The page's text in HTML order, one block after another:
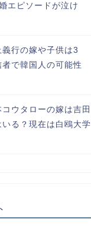
エピソードが泣け
義行の嫁や子供は3
者で韓国人の可能性
コウタローの嫁は吉田
る？現在は白鴎大学